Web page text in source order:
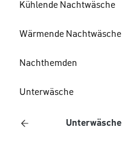
Kühlende Nachtwäsche
Wärmende Nachtwäsche
Nachthemden
Unterwäsche
Unterwäsche